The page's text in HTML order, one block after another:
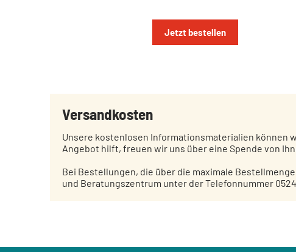
Jetzt bestellen
Versandkosten
Unsere kostenlosen Informationsmaterialien können
Angebot hilft, freuen wir uns über eine Spende von
Bei Bestellungen, die über die maximale
und Beratungszentrum unter der Telefonnummer